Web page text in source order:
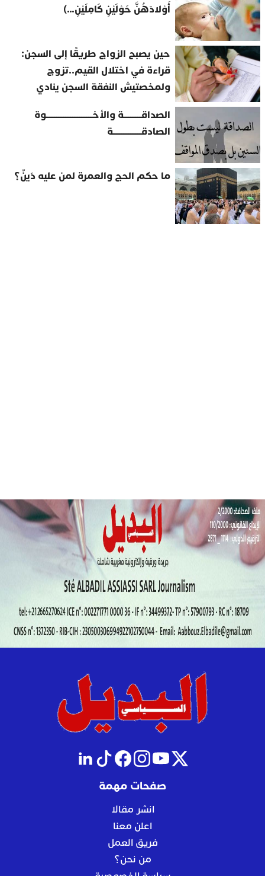
أَوْلادَهُنَّ حَوْلَيْنِ كَامِلَيْنِ…)
حين يصبح الزواج طريقًا إلى السجن:
قراءة في اختلال القيم..تزوج
ولمخصتيش النفقة السجن ينادي
الصداقــــــــــة والأخــــــــــــــــــــــــــوة
الصادقــــــــــــــــة
ما حكم الحج والعمرة لمن عليه دَينٌ؟
صفحات مهمة
انشر مقالا
اعلن معنا
فريق العمل
من نحن؟